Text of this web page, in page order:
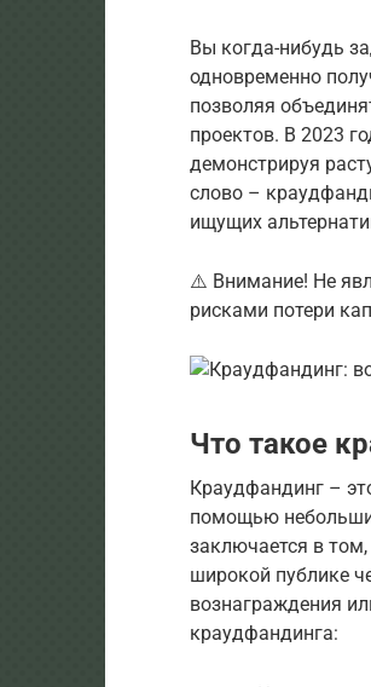
Вы когда-нибудь
одновременно
позволяя
проектов. В 2023
демонстрируя
слово –
ищущих
⚠️ Внимание! Не
рисками потери
Что такое
Краудфандинг –
помощью
заключается в
широкой публике
вознаграждения
краудфандинга: